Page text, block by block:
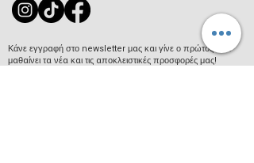
Κάνε εγγραφή στο newsletter μας και γίνε ο πρώτος που
μαθαίνει τα νέα και τις αποκλειστικές προσφορές μας!